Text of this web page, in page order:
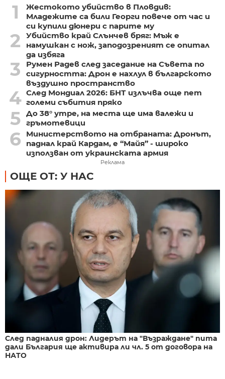
1
Жестокото убийство в Пловдив:
Младежите са били Георги повече от час и
си купили дюнери с парите му
2
Убийство край Слънчев бряг: Мъж е
намушкан с нож, заподозреният се опитал
да избяга
3
Румен Радев след заседание на Съвета по
сигурността: Дрон е нахлул в българското
въздушно пространство
4 След Мондиал 2026: БНТ излъчва още пет
големи събития пряко
5 До 38° утре, на места ще има валежи и
гръмотевици
6
Министерството на отбраната: Дронът,
паднал край Кардам, е “Майя” - широко
използван от украинската армия
Реклама
ОЩЕ ОТ: У НАС
След падналия дрон: Лидерът на "Възраждане" пита
дали България ще активира ли чл. 5 от договора на
НАТО